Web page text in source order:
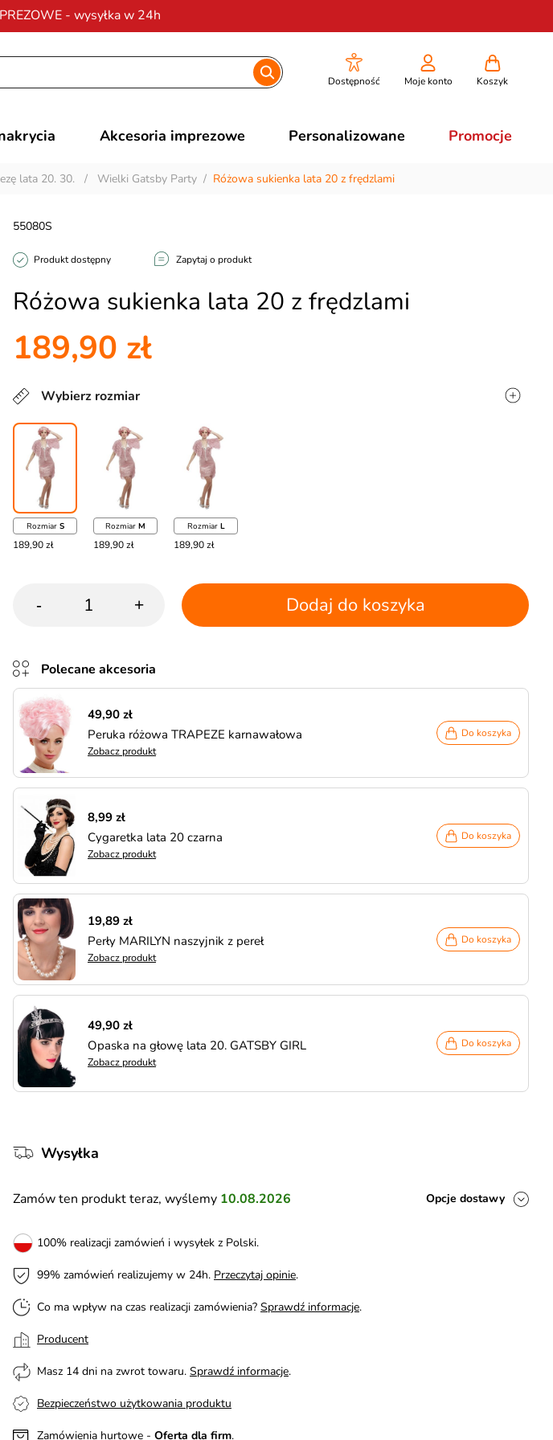
- wysyłka w 24h
zamówienia od 200 zł
Dostępność Moje konto Koszyk
Akcesoria imprezowe Personalizowane Promocje
lata 20. 30. / Wielki Gatsby Party / Różowa sukienka lata 20 z frędzlami
Różowa sukienka lata 20 z frędzlami
55080S
Produkt dostępny Zapytaj o produkt
189,90 zł
Wybierz rozmiar
Rozmiar S
189,90 zł
Rozmiar M
189,90 zł
Rozmiar L
189,90 zł
- + Dodaj do koszyka
Polecane akcesoria
49,90 zł
Peruka różowa TRAPEZE karnawałowa
Zobacz produkt
Do koszyka
8,99 zł
Cygaretka lata 20 czarna
Zobacz produkt
Do koszyka
19,89 zł
Perły MARILYN naszyjnik z pereł
Zobacz produkt
Do koszyka
49,90 zł
Opaska na głowę lata 20. GATSBY GIRL
Zobacz produkt
Do koszyka
Wysyłka
Zamów ten produkt teraz, wyślemy 10.08.2026 Opcje dostawy
100% realizacji zamówień i wysyłek z Polski.
99% zamówień realizujemy w 24h. Przeczytaj opinie.
Co ma wpływ na czas realizacji zamówienia? Sprawdź informacje.
Producent
Masz 14 dni na zwrot towaru. Sprawdź informacje.
Bezpieczeństwo użytkowania produktu
Zamówienia hurtowe - Oferta dla firm.